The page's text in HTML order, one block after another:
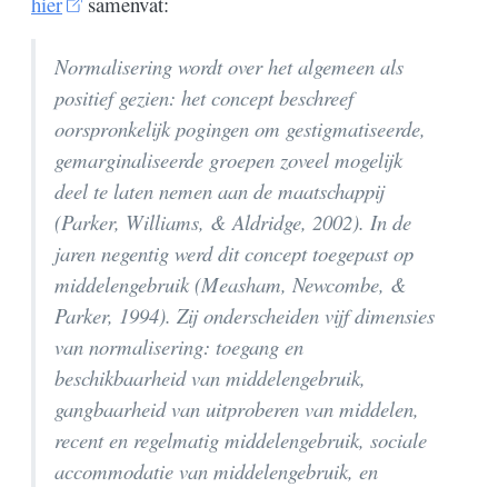
Normalisering wordt over het algemeen als
positief gezien: het concept beschreef
oorspronkelijk pogingen om gestigmatiseerde,
gemarginaliseerde groepen zoveel mogelijk
deel te laten nemen aan de maatschappij
(Parker, Williams, & Aldridge, 2002). In de
jaren negentig werd dit concept toegepast op
middelengebruik (Measham, Newcombe, &
Parker, 1994). Zij onderscheiden vijf dimensies
van normalisering: toegang en
beschikbaarheid van middelengebruik,
gangbaarheid van uitproberen van middelen,
recent en regelmatig middelengebruik, sociale
accommodatie van middelengebruik, en